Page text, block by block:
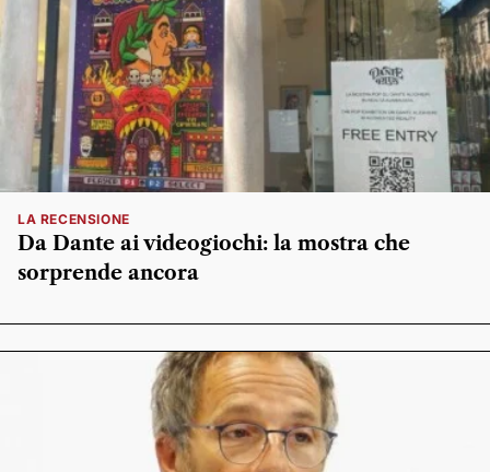
LA RECENSIONE
Da Dante ai videogiochi: la mostra che
sorprende ancora